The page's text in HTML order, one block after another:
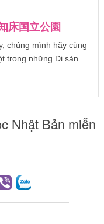
床国立公園
chúng mình hãy cùng
trong những Di sản
Nhật Bản miễn